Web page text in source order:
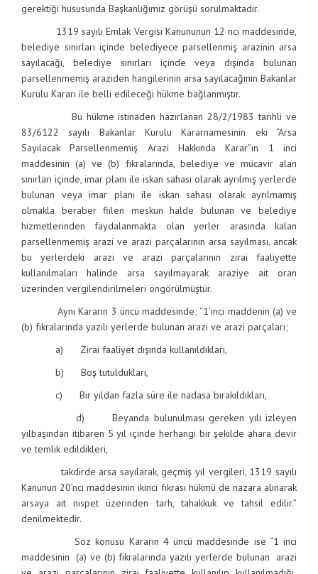
gerektiği hususunda Başkanlığımız görüşü sorulmaktadır.
1319 sayılı Emlak Vergisi Kanununun 12 nci maddesinde,
belediye sınırları içinde belediyece parsellenmiş arazinin arsa
sayılacağı, belediye sınırları içinde veya dışında bulunan
parsellenmemiş araziden hangilerinin arsa sayılacağının Bakanlar
Kurulu Kararı ile belli edileceği hükme bağlanmıştır.
Bu hükme istinaden hazırlanan 28/2/1983 tarihli ve
83/6122 sayılı Bakanlar Kurulu Kararnamesinin eki “Arsa
Sayılacak Parsellenmemiş Arazi Hakkında Karar”ın 1 inci
maddesinin (a) ve (b) fıkralarında, belediye ve mücavir alan
sınırları içinde, imar planı ile iskan sahası olarak ayrılmış yerlerde
bulunan veya imar planı ile iskan sahası olarak ayrılmamış
olmakla beraber fiilen meskun halde bulunan ve belediye
hizmetlerinden faydalanmakta olan yerler arasında kalan
parsellenmemiş arazi ve arazi parçalarının arsa sayılması, ancak
bu yerlerdeki arazi ve arazi parçalarının zirai faaliyette
kullanılmaları halinde arsa sayılmayarak araziye ait oran
üzerinden vergilendirilmeleri öngörülmüştür.
Aynı Kararın 3 üncü maddesinde; “1’inci maddenin (a) ve
(b) fıkralarında yazılı yerlerde bulunan arazi ve arazi parçaları;
a) Zirai faaliyet dışında kullanıldıkları,
b) Boş tutuldukları,
c) Bir yıldan fazla süre ile nadasa bırakıldıkları,
d) Beyanda bulunulması gereken yılı izleyen
yılbaşından itibaren 5 yıl içinde herhangi bir şekilde ahara devir
ve temlik edildikleri,
takdirde arsa sayılarak, geçmiş yıl vergileri, 1319 sayılı
Kanunun 20’nci maddesinin ikinci fıkrası hükmü de nazara alınarak
arsaya ait nispet üzerinden tarh, tahakkuk ve tahsil edilir.”
denilmektedir.
Söz konusu Kararın 4 üncü maddesinde ise “1 inci
maddesinin (a) ve (b) fıkralarında yazılı yerlerde bulunan arazi